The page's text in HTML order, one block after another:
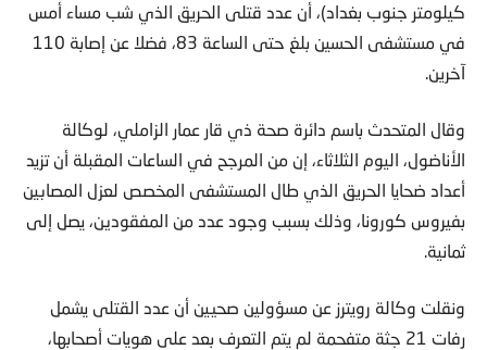
كيلومتر جنوب بغداد)، أن عدد قتلى الحريق الذي شب مساء أمس
في مستشفى الحسين بلغ حتى الساعة 83، فضلا عن إصابة 110
آخرين.
وقال المتحدث باسم دائرة صحة ذي قار عمار الزاملي، لوكالة
الأناضول، اليوم الثلاثاء، إن من المرجح في الساعات المقبلة أن تزيد
أعداد ضحايا الحريق الذي طال المستشفى المخصص لعزل المصابين
بفيروس كورونا، وذلك بسبب وجود عدد من المفقودين، يصل إلى
ثمانية.
ونقلت وكالة رويترز عن مسؤولين صحيين أن عدد القتلى يشمل
رفات 21 جثة متفحمة لم يتم التعرف بعد على هويات أصحابها،